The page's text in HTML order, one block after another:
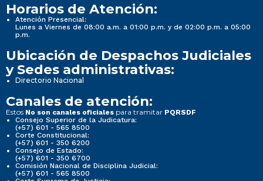
Horarios de Atención:
Atención Presencial:
Lunes a Viernes de 08:00 a.m. a 01:00 p.m. y de 02:00 p.m. a 05:00
p.m.
Ubicación de Despachos Judiciales
y Sedes administrativas:
Directorio Nacional
Canales de atención:
Estos No son canales oficiales para tramitar PQRSDF
Consejo Superior de la Judicatura:
(+57) 601 - 565 8500
Corte Constitucional:
(+57) 601 - 350 6200
Consejo de Estado:
(+57) 601 - 350 6700
Comisión Nacional de Disciplina Judicial:
(+57) 601 - 565 8500